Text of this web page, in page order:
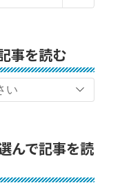
事を読む
んで記事を読